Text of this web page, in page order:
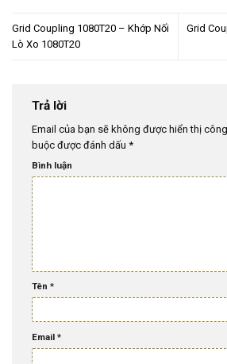
Grid Coupling 1080T20 – Khớp Nối
Lò Xo 1080T20
Grid
Trả lời
Email của bạn sẽ không được hiển thị
buộc được đánh dấu *
Bình luận
Tên *
Email *